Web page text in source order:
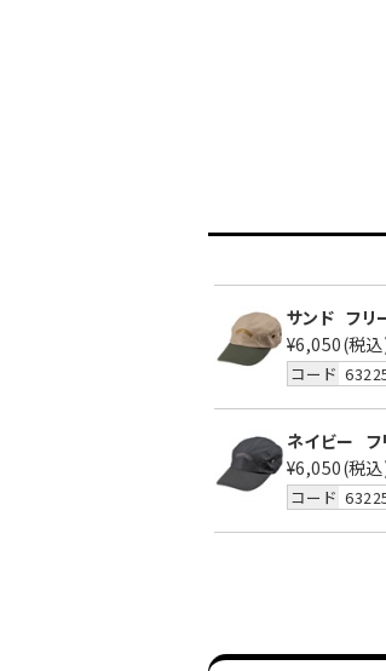
サンド フリ
¥6,050(税
コード
ネイビー フ
¥6,050(税
コード